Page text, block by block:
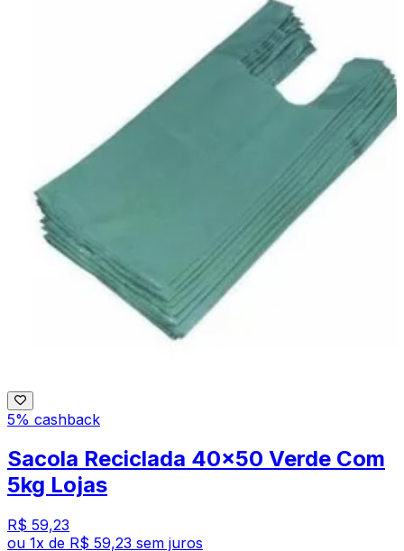
5% cashback
Sacola Reciclada 40x50 Verde Com
5kg Lojas
R$ 59,23
ou 1x de R$ 59,23 sem juros